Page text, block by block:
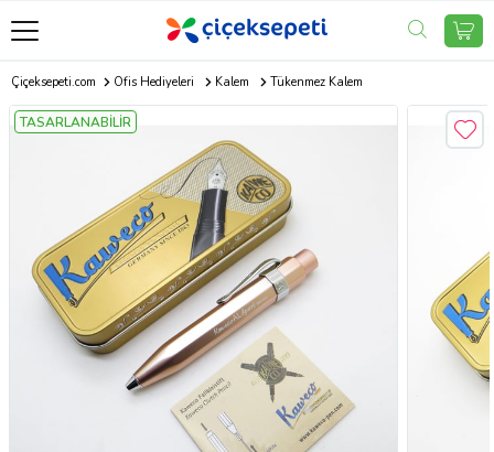
Çiçeksepeti.com Ofis Hediyeleri Kalem Tükenmez Kalem
TASARLANABİLİR